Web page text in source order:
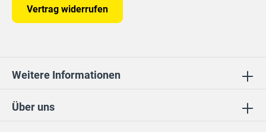
Über uns
Vertrag widerrufen
Weitere Informationen